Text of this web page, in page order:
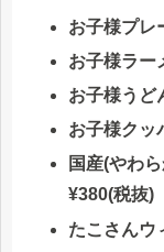
お子様プ
お子様ラ
お子様う
お子様ク
国産(やわ
¥380(税抜)
たこさん